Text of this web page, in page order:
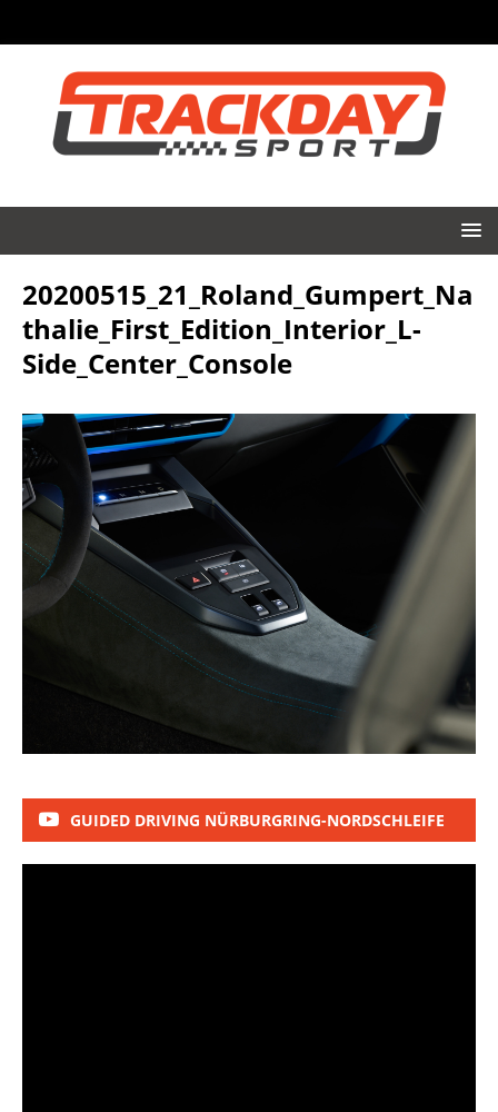
20200515_21_Roland_Gumpert_Na
thalie_First_Edition_Interior_L-
Side_Center_Console
GUIDED DRIVING NÜRBURGRING-NORDSCHLEIFE